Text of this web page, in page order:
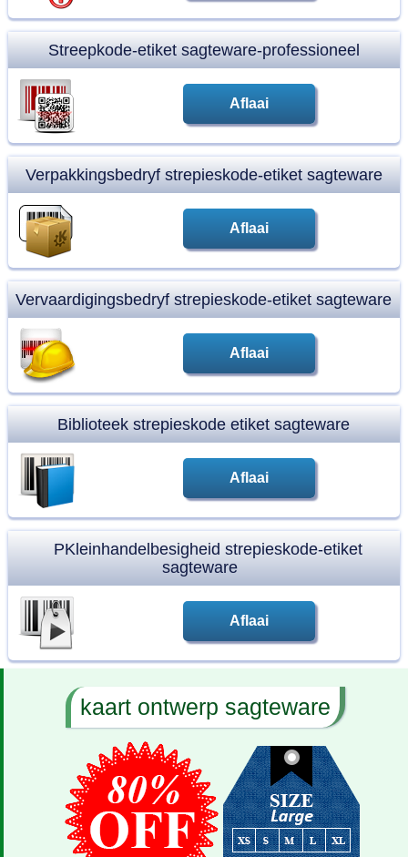
Streepkode-etiket sagteware-professioneel
Aflaai
Verpakkingsbedryf strepieskode-etiket sagteware
Aflaai
Vervaardigingsbedryf strepieskode-etiket sagteware
Aflaai
Biblioteek strepieskode etiket sagteware
Aflaai
PKleinhandelbesigheid strepieskode-etiket
sagteware
Aflaai
kaart ontwerp sagteware